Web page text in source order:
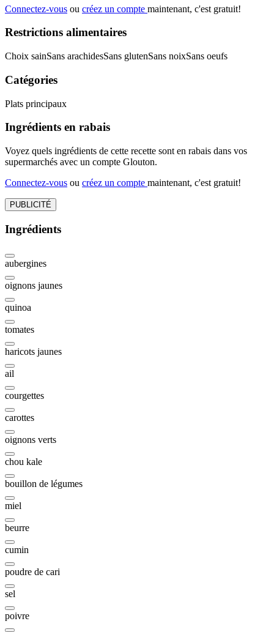
Connectez-vous ou créez un compte maintenant, c'est gratuit!
Restrictions alimentaires
Choix sainSans arachidesSans glutenSans noixSans oeufs
Catégories
Plats principaux
Ingrédients en rabais
Voyez quels ingrédients de cette recette sont en rabais dans vos
supermarchés avec un compte Glouton.
Connectez-vous ou créez un compte maintenant, c'est gratuit!
PUBLICITÉ
Ingrédients
aubergines
oignons jaunes
quinoa
tomates
haricots jaunes
ail
courgettes
carottes
oignons verts
chou kale
bouillon de légumes
miel
beurre
cumin
poudre de cari
sel
poivre